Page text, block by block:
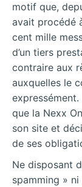
motif que,
avait procédé
cent mille
d’un tiers
contraire aux
auxquelles le
que la Nexx
son site et
de ses
Ne disposant
spamming » ni